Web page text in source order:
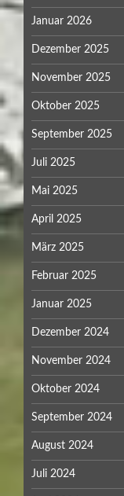
Januar 2026
Dezember 2025
November 2025
Oktober 2025
September 2025
Juli 2025
Mai 2025
April 2025
März 2025
Februar 2025
Januar 2025
Dezember 2024
November 2024
Oktober 2024
September 2024
August 2024
Juli 2024